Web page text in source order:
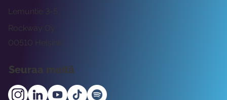
Rockway Oy
Lemuntie 3-5
00510 Helsinki
Seuraa meitä